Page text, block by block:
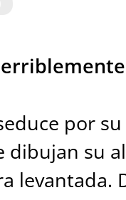
por
dibujan su
levantada.